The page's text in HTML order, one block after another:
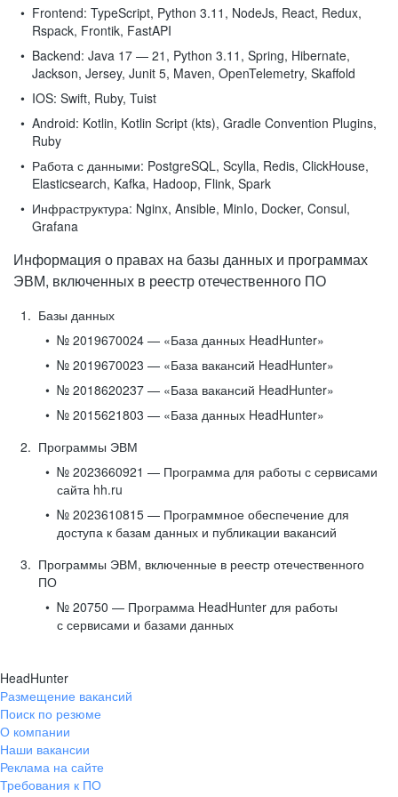
Frontend: TypeScript, Python 3.11, NodeJs, React, Redux,
Rspack, Frontik, FastAPI
Backend: Java 17 — 21, Python 3.11, Spring, Hibernate,
Jackson, Jersey, Junit 5, Maven, OpenTelemetry, Skaffold
IOS: Swift, Ruby, Tuist
Android: Kotlin, Kotlin Script (kts), Gradle Convention Plugins,
Ruby
Работа с данными: PostgreSQL, Scylla, Redis, ClickHouse,
Elasticsearch, Kafka, Hadoop, Flink, Spark
Инфраструктура: Nginx, Ansible, MinIo, Docker, Consul,
Grafana
Информация о правах на базы данных и программах
ЭВМ, включенных в реестр отечественного ПО
Базы данных
№ 2019670024 — «База данных HeadHunter»
№ 2019670023 — «База вакансий HeadHunter»
№ 2018620237 — «База вакансий HeadHunter»
№ 2015621803 — «База данных HeadHunter»
Программы ЭВМ
№ 2023660921 — Программа для работы с сервисами
сайта hh.ru
№ 2023610815 — Программное обеспечение для
доступа к базам данных и публикации вакансий
Программы ЭВМ, включенные в реестр отечественного
ПО
№ 20750 — Программа HeadHunter для работы
с сервисами и базами данных
HeadHunter
Размещение вакансий
Поиск по резюме
О компании
Наши вакансии
Реклама на сайте
Требования к ПО